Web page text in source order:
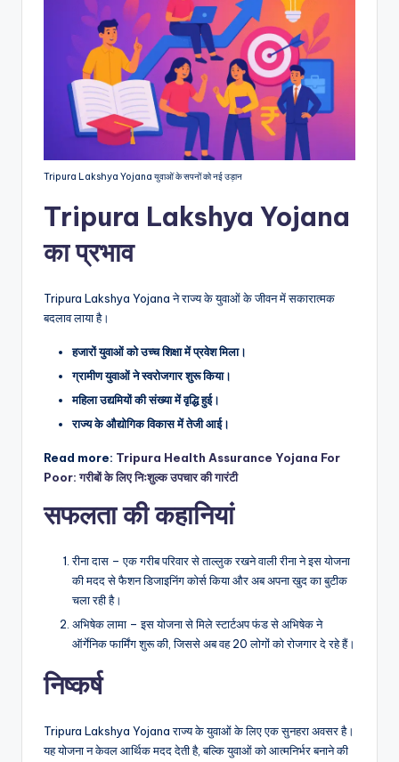
Tripura Lakshya Yojana युवाओं के सपनों को नई उड़ान
Tripura Lakshya Yojana
का प्रभाव
Tripura Lakshya Yojana ने राज्य के युवाओं के जीवन में सकारात्मक
बदलाव लाया है।
हजारों युवाओं को उच्च शिक्षा में प्रवेश मिला।
ग्रामीण युवाओं ने स्वरोजगार शुरू किया।
महिला उद्यमियों की संख्या में वृद्धि हुई।
राज्य के औद्योगिक विकास में तेजी आई।
Read more: Tripura Health Assurance Yojana For
Poor: गरीबों के लिए निःशुल्क उपचार की गारंटी
सफलता की कहानियां
रीना दास – एक गरीब परिवार से ताल्लुक रखने वाली रीना ने इस योजना
की मदद से फैशन डिजाइनिंग कोर्स किया और अब अपना खुद का बुटीक
चला रही है।
अभिषेक लामा – इस योजना से मिले स्टार्टअप फंड से अभिषेक ने
ऑर्गेनिक फार्मिंग शुरू की, जिससे अब वह 20 लोगों को रोजगार दे रहे हैं।
निष्कर्ष
Tripura Lakshya Yojana राज्य के युवाओं के लिए एक सुनहरा अवसर है।
यह योजना न केवल आर्थिक मदद देती है, बल्कि युवाओं को आत्मनिर्भर बनाने की